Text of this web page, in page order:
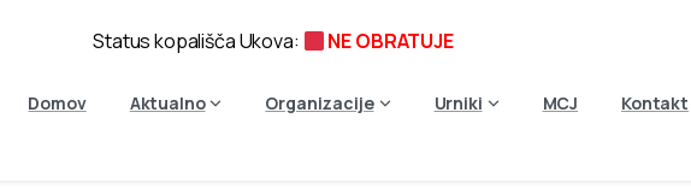
Domov Aktualno Organizacije Urniki MCJ Kontakt
Status kopališča Ukova: NE OBRATUJE